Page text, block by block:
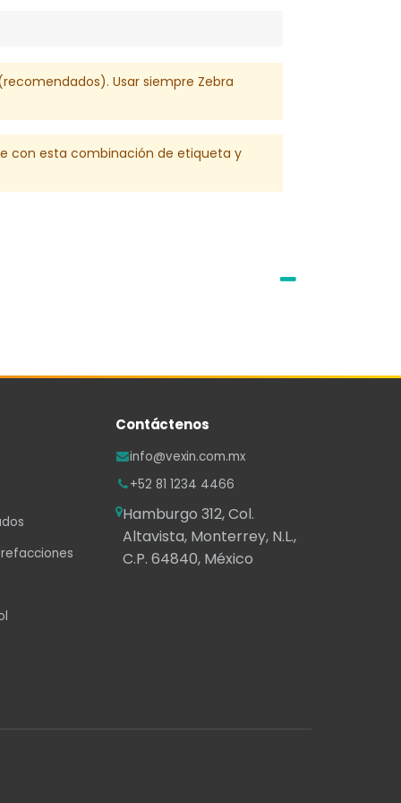
Usar siempre Zebra
con esta combinación de etiqueta y
Contáctenos
info@vexin.com.mx
+52 81 1234 4466
Hamburgo 312, Col.
Altavista, Monterrey, N.L.,
C.P. 64840, México